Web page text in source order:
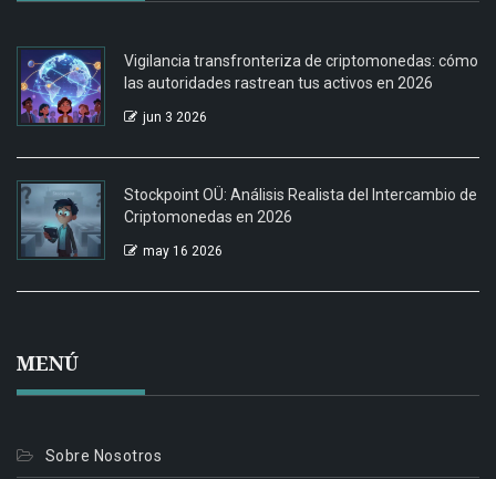
Vigilancia transfronteriza de criptomonedas: cómo
las autoridades rastrean tus activos en 2026
jun 3 2026
Stockpoint OÜ: Análisis Realista del Intercambio de
Criptomonedas en 2026
may 16 2026
MENÚ
Sobre Nosotros